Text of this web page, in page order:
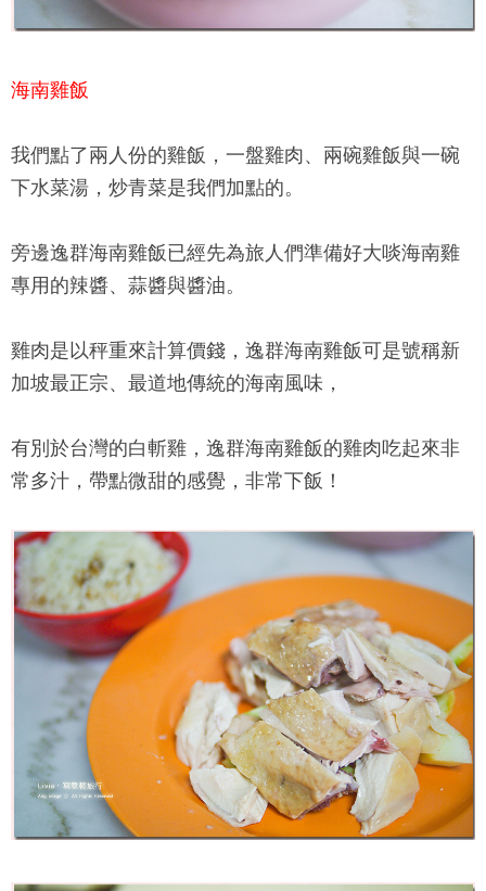
海南雞飯
我們點了兩人份的雞飯，一盤雞肉、兩碗雞飯與一碗
下水菜湯，炒青菜是我們加點的。
旁邊逸群海南雞飯已經先為旅人們準備好大啖海南雞
專用的辣醬、蒜醬與醬油。
雞肉是以秤重來計算價錢， 逸群海南雞飯可是號稱新
加坡最正宗、最道地傳統的海南風味，
有別於台灣的白斬雞， 逸群海南雞飯的雞肉吃起來非
常多汁，帶點微甜的感覺，非常下飯！